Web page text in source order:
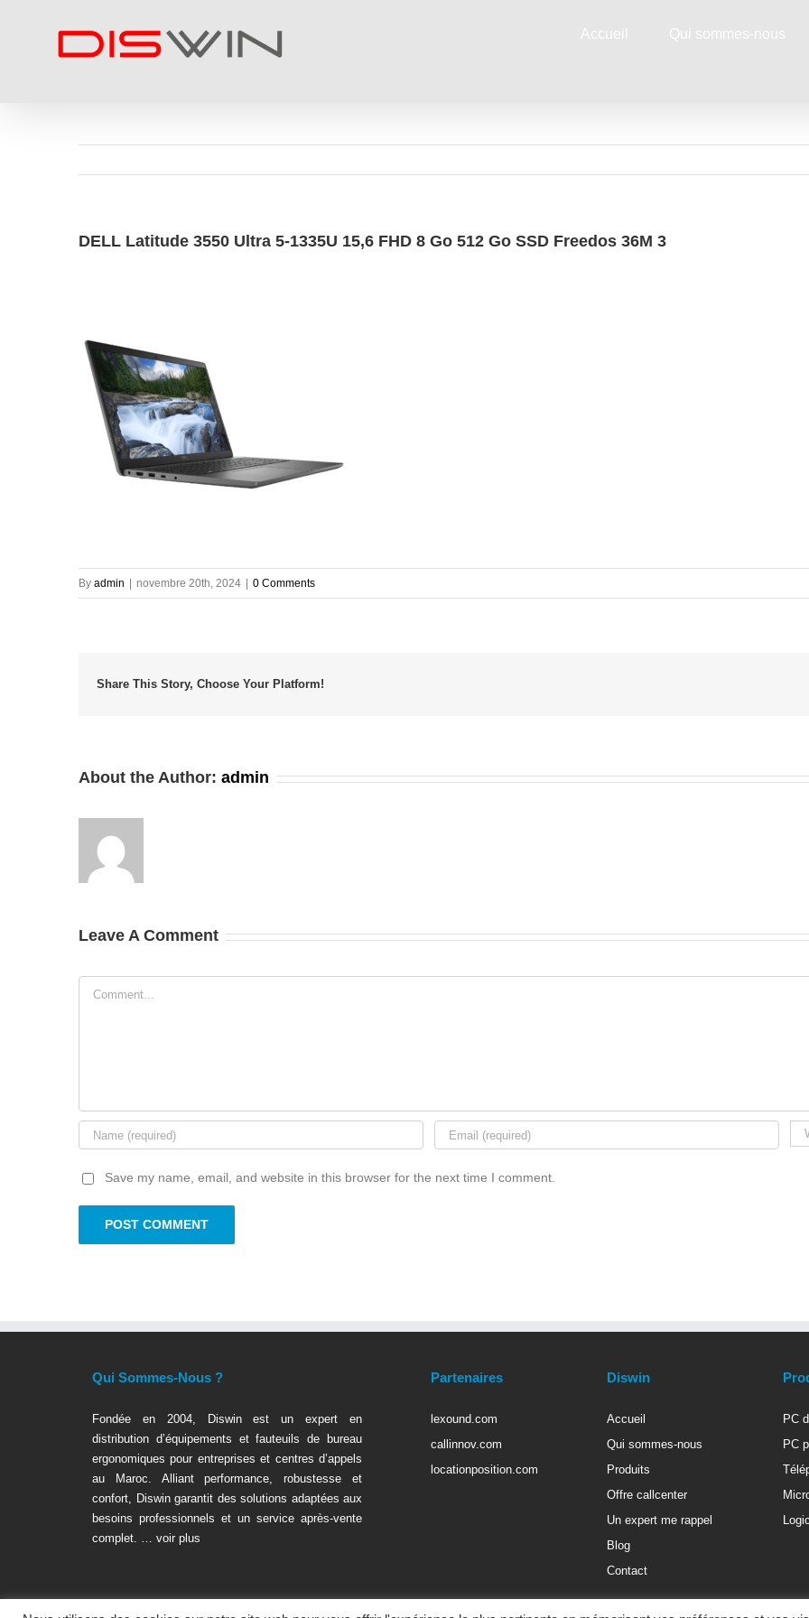
Accueil Qui sommes-nous
DELL Latitude 3550 Ultra 5-1335U 15,6 FHD 8 Go 512 Go SSD Freedos 36M 3
By admin novembre 20th, 2024 0 Comments
Share This Story, Choose Your Platform!
About the Author: admin
Leave A Comment
Save my name, email, and website in this browser for the next time I comment.
Qui Sommes-Nous ?
Fondée en 2004, Diswin est un expert en
distribution d’équipements et fauteuils de bureau
ergonomiques pour entreprises et centres d’appels
au Maroc. Alliant performance, robustesse et
confort, Diswin garantit des solutions adaptées aux
besoins professionnels et un service après-vente
complet. … voir plus
Partenaires
lexound.com
callinnov.com
locationposition.com
Diswin
Accueil
Qui sommes-nous
Produits
Offre callcenter
Un expert me rappel
Blog
Contact
PC
PC